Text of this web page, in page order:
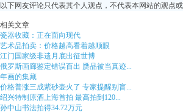
以下网友评论只代表其个人观点，不代表本网站的观点
相关文章
瓷器收藏：正在面向现代
艺术品拍卖：价格越高看着越顺眼
江门国家级非遗月底出征世博
俄罗斯画廊鉴定错误百出 赝品被当真迹...
年画的集藏
价格普涨三成紫砂壶火了 专家提醒别盲...
绍兴特制原酒上海首拍 最高拍到120...
孙中山书法拍得34.72万元